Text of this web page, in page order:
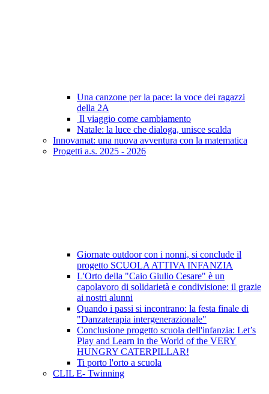
Una canzone per la pace: la voce dei ragazzi
della 2A
Il viaggio come cambiamento
Natale: la luce che dialoga, unisce scalda
Innovamat: una nuova avventura con la matematica
Progetti a.s. 2025 - 2026
Giornate outdoor con i nonni, si conclude il
progetto SCUOLA ATTIVA INFANZIA
L'Orto della "Caio Giulio Cesare" è un
capolavoro di solidarietà e condivisione: il grazie
ai nostri alunni
Quando i passi si incontrano: la festa finale di
"Danzaterapia intergenerazionale"
Conclusione progetto scuola dell'infanzia: Let’s
Play and Learn in the World of the VERY
HUNGRY CATERPILLAR!
Ti porto l'orto a scuola
CLIL E- Twinning